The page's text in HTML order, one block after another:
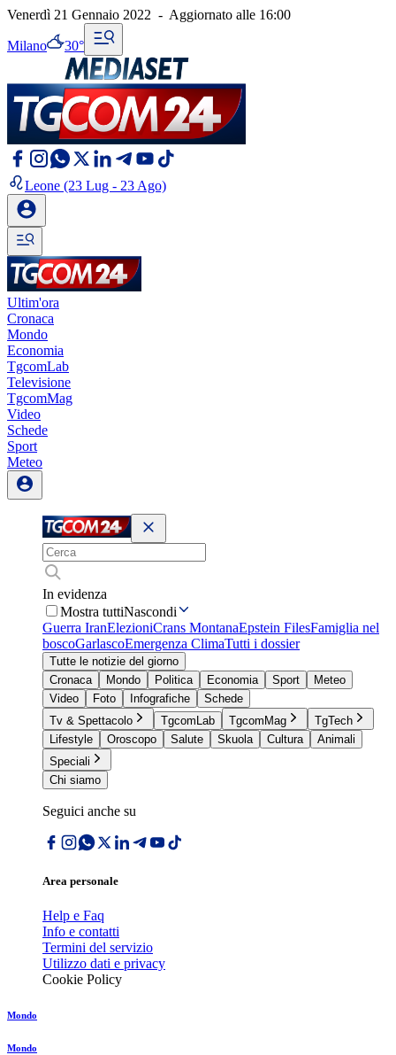
Venerdì 21 Gennaio 2022 - Aggiornato alle 16:00
Milano 30°
Leone (23 Lug - 23 Ago)
Ultim'ora
Cronaca
Mondo
Economia
TgcomLab
Televisione
TgcomMag
Video
Schede
Sport
Meteo
In evidenza
Mostra tuttiNascondi
Guerra IranElezioniCrans MontanaEpstein FilesFamiglia nel
boscoGarlascoEmergenza ClimaTutti i dossier
Tutte le notizie del giorno
Cronaca
Mondo Politica Economia Sport
Meteo
Video
Foto Infografiche
Schede
Tv & Spettacolo
TgcomLab TgcomMag
TgTech
Lifestyle
Oroscopo Salute Skuola Cultura
Animali
Speciali
Chi siamo
Seguici anche su
Area personale
Help e Faq
Info e contatti
Termini del servizio
Utilizzo dati e privacy
Cookie Policy
Mondo
Mondo